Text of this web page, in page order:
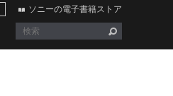
ソニーの電子書籍ストア